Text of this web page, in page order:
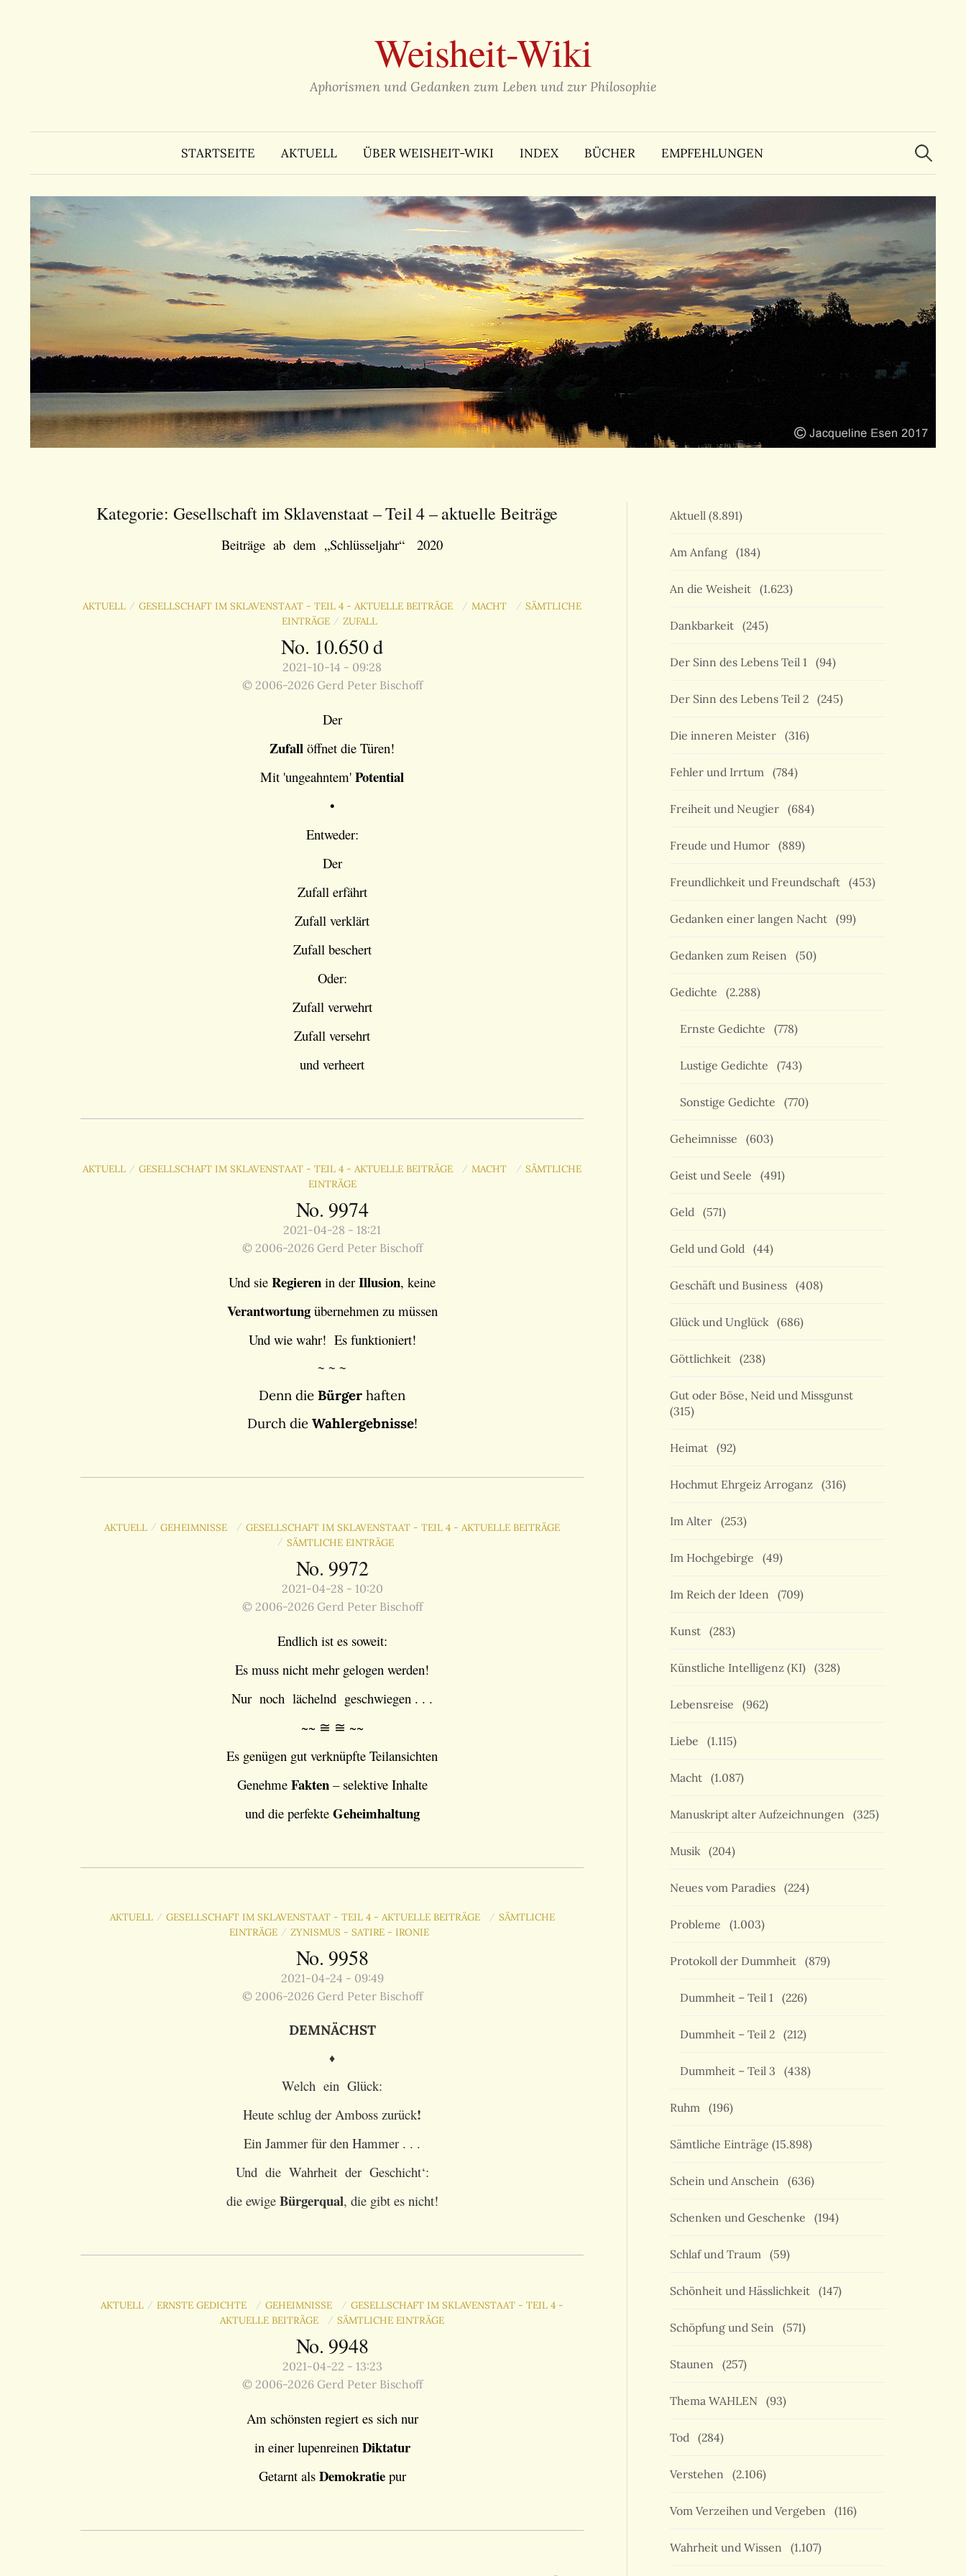
Weisheit-Wiki
Aphorismen und Gedanken zum Leben und zur Philosophie
STARTSEITE AKTUELL ÜBER WEISHEIT-WIKI INDEX BÜCHER EMPFEHLUNGEN
Suchen
nach:
Kategorie: Gesellschaft im Sklavenstaat – Teil 4 – aktuelle Beiträge
Beiträge ab dem „Schlüsseljahr“ 2020
AKTUELL / GESELLSCHAFT IM SKLAVENSTAAT - TEIL 4 - AKTUELLE BEITRÄGE / MACHT / SÄMTLICHE
EINTRÄGE / ZUFALL
No. 10.650 d
2021-10-14 - 09:28
© 2006-2026 Gerd Peter Bischoff
Der
Zufall öffnet die Türen!
Mit 'ungeahntem' Potential
•
Entweder:
Der
Zufall erfährt
Zufall verklärt
Zufall beschert
Oder:
Zufall verwehrt
Zufall versehrt
und verheert
AKTUELL / GESELLSCHAFT IM SKLAVENSTAAT - TEIL 4 - AKTUELLE BEITRÄGE / MACHT / SÄMTLICHE
EINTRÄGE
No. 9974
2021-04-28 - 18:21
© 2006-2026 Gerd Peter Bischoff
Und sie Regieren in der Illusion, keine
Verantwortungübernehmen zu müssen
Und wie wahr! Es funktioniert!
~ ~ ~
Denn die Bürger haften
Durch die Wahlergebnisse!
AKTUELL / GEHEIMNISSE / GESELLSCHAFT IM SKLAVENSTAAT - TEIL 4 - AKTUELLE BEITRÄGE
/ SÄMTLICHE EINTRÄGE
No. 9972
2021-04-28 - 10:20
© 2006-2026 Gerd Peter Bischoff
Endlich ist es soweit:
Es muss nicht mehr gelogen werden!
Nur noch lächelnd geschwiegen . . .
~~ ≅ ≅ ~~
Es genügen gut verknüpfte Teilansichten
Genehme Fakten– selektive Inhalte
und die perfekte Geheimhaltung
AKTUELL / GESELLSCHAFT IM SKLAVENSTAAT - TEIL 4 - AKTUELLE BEITRÄGE / SÄMTLICHE
EINTRÄGE / ZYNISMUS - SATIRE - IRONIE
No. 9958
2021-04-24 - 09:49
© 2006-2026 Gerd Peter Bischoff
DEMNÄCHST
♦
Welch ein Glück:
Heute schlug der Amboss zurück!
Ein Jammer für den Hammer . . .
Und die Wahrheit der Geschicht‘:
die ewige Bürgerqual, die gibt es nicht!
AKTUELL / ERNSTE GEDICHTE / GEHEIMNISSE / GESELLSCHAFT IM SKLAVENSTAAT - TEIL 4 -
AKTUELLE BEITRÄGE
/ SÄMTLICHE EINTRÄGE
No. 9948
2021-04-22 - 13:23
© 2006-2026 Gerd Peter Bischoff
Am schönsten regiert es sich nur
in einer lupenreinen Diktatur
Getarnt als Demokratiepur
Aktuell (8.891)
Am Anfang (184)
An die Weisheit (1.623)
Dankbarkeit (245)
Der Sinn des Lebens Teil 1 (94)
Der Sinn des Lebens Teil 2 (245)
Die inneren Meister (316)
Fehler und Irrtum (784)
Freiheit und Neugier (684)
Freude und Humor (889)
Freundlichkeit und Freundschaft (453)
Gedanken einer langen Nacht (99)
Gedanken zum Reisen (50)
Gedichte (2.288)
Ernste Gedichte (778)
Lustige Gedichte (743)
Sonstige Gedichte (770)
Geheimnisse (603)
Geist und Seele (491)
Geld (571)
Geld und Gold (44)
Geschäft und Business (408)
Glück und Unglück (686)
Göttlichkeit (238)
Gut oder Böse, Neid und Missgunst
(315)
Heimat (92)
Hochmut Ehrgeiz Arroganz (316)
Im Alter (253)
Im Hochgebirge (49)
Im Reich der Ideen (709)
Kunst (283)
Künstliche Intelligenz (KI) (328)
Lebensreise (962)
Liebe (1.115)
Macht (1.087)
Manuskript alter Aufzeichnungen (325)
Musik (204)
Neues vom Paradies (224)
Probleme (1.003)
Protokoll der Dummheit (879)
Dummheit – Teil 1 (226)
Dummheit – Teil 2 (212)
Dummheit – Teil 3 (438)
Ruhm (196)
Sämtliche Einträge (15.898)
Schein und Anschein (636)
Schenken und Geschenke (194)
Schlaf und Traum (59)
Schönheit und Hässlichkeit (147)
Schöpfung und Sein (571)
Staunen (257)
Thema WAHLEN (93)
Tod (284)
Verstehen (2.106)
Vom Verzeihen und Vergeben (116)
Wahrheit und Wissen (1.107)